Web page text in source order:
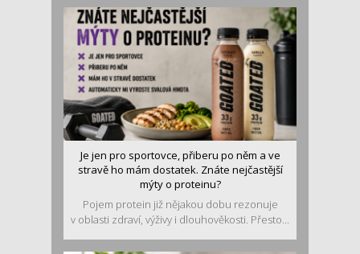
Je jen pro sportovce, přiberu po něm a ve
stravě ho mám dostatek. Znáte nejčastější
mýty o proteinu?
Pojem protein již nějakou dobu rezonuje
v oblasti zdraví, výživy i dlouhověkosti. Přesto...